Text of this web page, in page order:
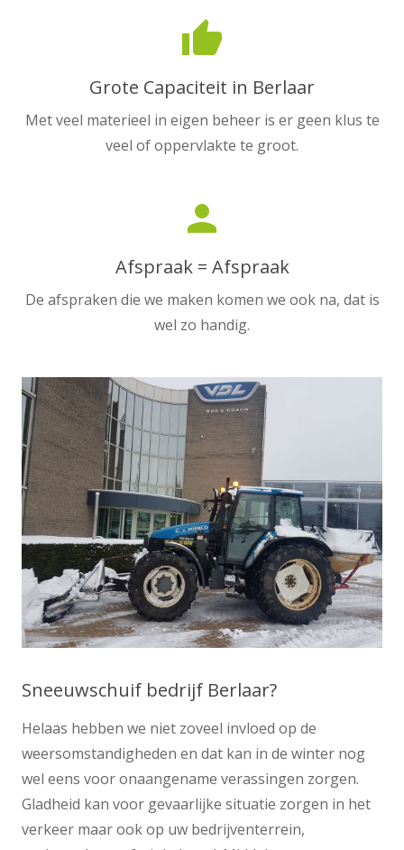
thumb_up
Grote Capaciteit in Berlaar
Met veel materieel in eigen beheer is er geen klus te
veel of oppervlakte te groot.
person
Afspraak = Afspraak
De afspraken die we maken komen we ook na, dat is
wel zo handig.
Sneeuwschuif bedrijf Berlaar?
Helaas hebben we niet zoveel invloed op de
weersomstandigheden en dat kan in de winter nog
wel eens voor onaangename verassingen zorgen.
Gladheid kan voor gevaarlijke situatie zorgen in het
verkeer maar ook op uw bedrijventerrein,